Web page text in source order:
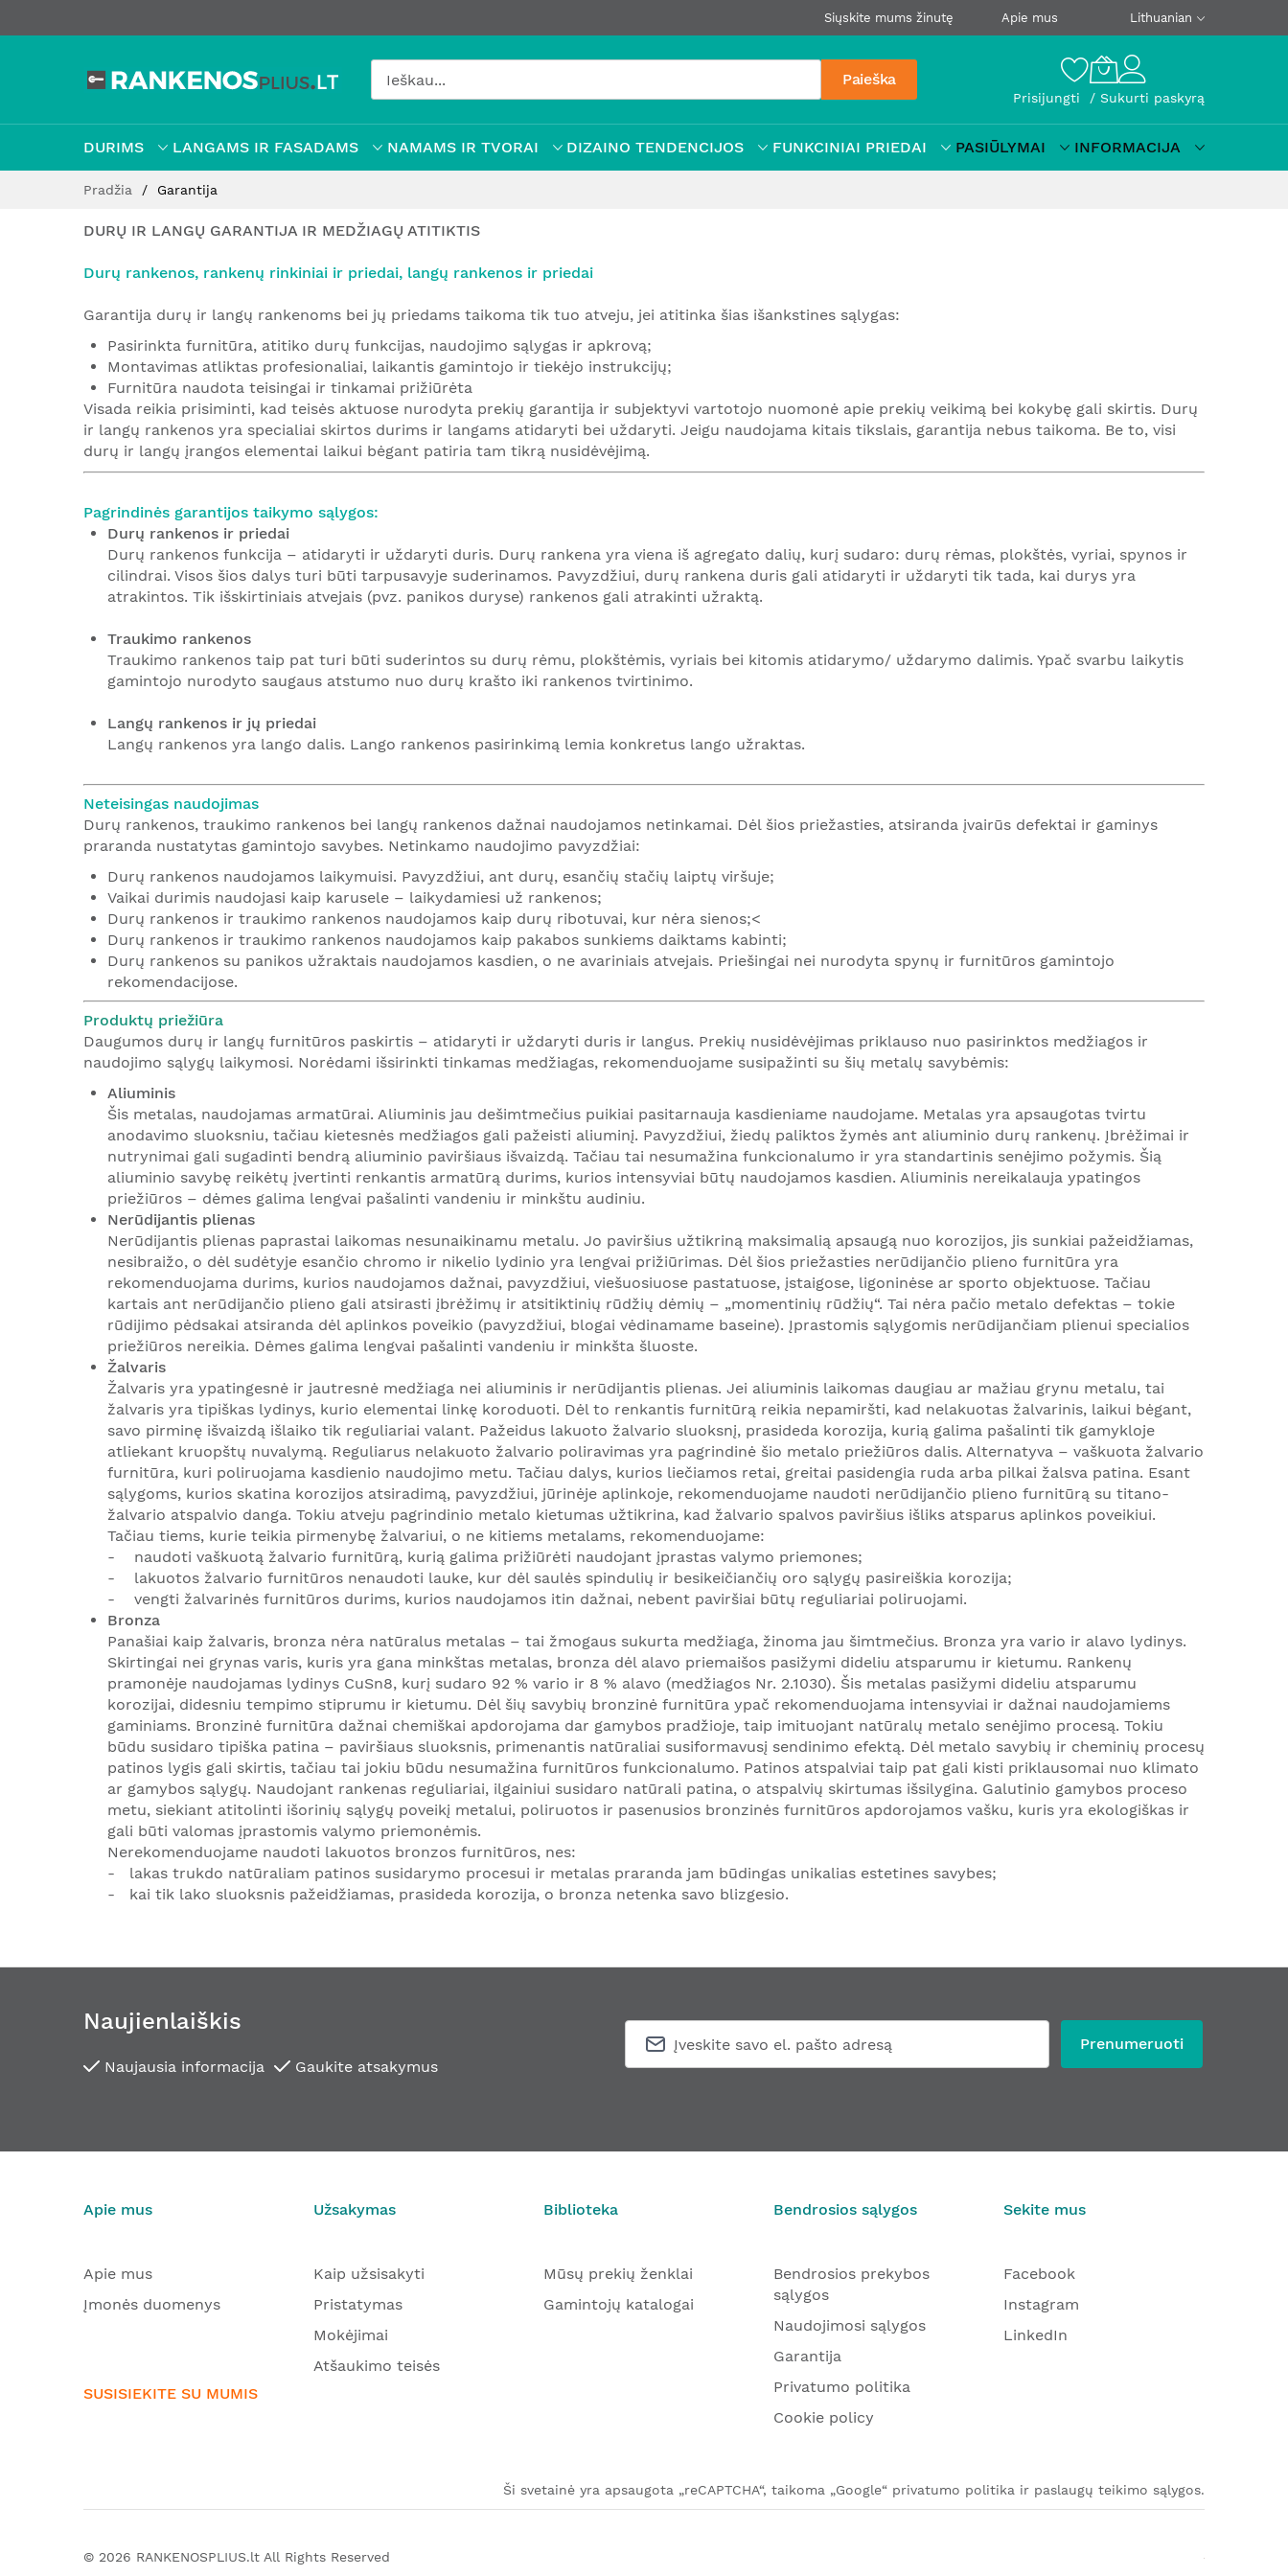
Siųskite mums žinutę Apie mus Lithuanian
Paieška
Prisijungti Sukurti paskyrą
DURIMS LANGAMS IR FASADAMS NAMAMS IR TVORAI DIZAINO TENDENCIJOS FUNKCINIAI PRIEDAI PASIŪLYMAI
INFORMACIJA
Pradžia Garantija
DURŲ IR LANGŲ GARANTIJA IR MEDŽIAGŲ ATITIKTIS
Durų rankenos, rankenų rinkiniai ir priedai, langų rankenos ir priedai
Garantija durų ir langų rankenoms bei jų priedams taikoma tik tuo atveju, jei atitinka šias išankstines sąlygas:
Pasirinkta furnitūra, atitiko durų funkcijas, naudojimo sąlygas ir apkrovą;
Montavimas atliktas profesionaliai, laikantis gamintojo ir tiekėjo instrukcijų;
Furnitūra naudota teisingai ir tinkamai prižiūrėta
Visada reikia prisiminti, kad teisės aktuose nurodyta prekių garantija ir subjektyvi vartotojo nuomonė apie prekių veikimą bei kokybę gali skirtis. Durų
ir langų rankenos yra specialiai skirtos durims ir langams atidaryti bei uždaryti. Jeigu naudojama kitais tikslais, garantija nebus taikoma. Be to, visi
durų ir langų įrangos elementai laikui bėgant patiria tam tikrą nusidėvėjimą.
Pagrindinės garantijos taikymo sąlygos:
Durų rankenos ir priedai
Durų rankenos funkcija – atidaryti ir uždaryti duris. Durų rankena yra viena iš agregato dalių, kurį sudaro: durų rėmas, plokštės, vyriai, spynos ir
cilindrai. Visos šios dalys turi būti tarpusavyje suderinamos. Pavyzdžiui, durų rankena duris gali atidaryti ir uždaryti tik tada, kai durys yra
atrakintos. Tik išskirtiniais atvejais (pvz. panikos duryse) rankenos gali atrakinti užraktą.
Traukimo rankenos
Traukimo rankenos taip pat turi būti suderintos su durų rėmu, plokštėmis, vyriais bei kitomis atidarymo/ uždarymo dalimis. Ypač svarbu laikytis
gamintojo nurodyto saugaus atstumo nuo durų krašto iki rankenos tvirtinimo.
Langų rankenos ir jų priedai
Langų rankenos yra lango dalis. Lango rankenos pasirinkimą lemia konkretus lango užraktas.
Neteisingas naudojimas
Durų rankenos, traukimo rankenos bei langų rankenos dažnai naudojamos netinkamai. Dėl šios priežasties, atsiranda įvairūs defektai ir gaminys
praranda nustatytas gamintojo savybes. Netinkamo naudojimo pavyzdžiai:
Durų rankenos naudojamos laikymuisi. Pavyzdžiui, ant durų, esančių stačių laiptų viršuje;
Vaikai durimis naudojasi kaip karusele – laikydamiesi už rankenos;
Durų rankenos ir traukimo rankenos naudojamos kaip durų ribotuvai, kur nėra sienos;<
Durų rankenos ir traukimo rankenos naudojamos kaip pakabos sunkiems daiktams kabinti;
Durų rankenos su panikos užraktais naudojamos kasdien, o ne avariniais atvejais. Priešingai nei nurodyta spynų ir furnitūros gamintojo
rekomendacijose.
Produktų priežiūra
Daugumos durų ir langų furnitūros paskirtis – atidaryti ir uždaryti duris ir langus. Prekių nusidėvėjimas priklauso nuo pasirinktos medžiagos ir
naudojimo sąlygų laikymosi. Norėdami išsirinkti tinkamas medžiagas, rekomenduojame susipažinti su šių metalų savybėmis:
Aliuminis
Šis metalas, naudojamas armatūrai. Aliuminis jau dešimtmečius puikiai pasitarnauja kasdieniame naudojame. Metalas yra apsaugotas tvirtu
anodavimo sluoksniu, tačiau kietesnės medžiagos gali pažeisti aliuminį. Pavyzdžiui, žiedų paliktos žymės ant aliuminio durų rankenų. Įbrėžimai ir
nutrynimai gali sugadinti bendrą aliuminio paviršiaus išvaizdą. Tačiau tai nesumažina funkcionalumo ir yra standartinis senėjimo požymis. Šią
aliuminio savybę reikėtų įvertinti renkantis armatūrą durims, kurios intensyviai būtų naudojamos kasdien. Aliuminis nereikalauja ypatingos
priežiūros – dėmes galima lengvai pašalinti vandeniu ir minkštu audiniu.
Nerūdijantis plienas
Nerūdijantis plienas paprastai laikomas nesunaikinamu metalu. Jo paviršius užtikriną maksimalią apsaugą nuo korozijos, jis sunkiai pažeidžiamas,
nesibraižo, o dėl sudėtyje esančio chromo ir nikelio lydinio yra lengvai prižiūrimas. Dėl šios priežasties nerūdijančio plieno furnitūra yra
rekomenduojama durims, kurios naudojamos dažnai, pavyzdžiui, viešuosiuose pastatuose, įstaigose, ligoninėse ar sporto objektuose. Tačiau
kartais ant nerūdijančio plieno gali atsirasti įbrėžimų ir atsitiktinių rūdžių dėmių – „momentinių rūdžių“. Tai nėra pačio metalo defektas – tokie
rūdijimo pėdsakai atsiranda dėl aplinkos poveikio (pavyzdžiui, blogai vėdinamame baseine). Įprastomis sąlygomis nerūdijančiam plienui specialios
priežiūros nereikia. Dėmes galima lengvai pašalinti vandeniu ir minkšta šluoste.
Žalvaris
Žalvaris yra ypatingesnė ir jautresnė medžiaga nei aliuminis ir nerūdijantis plienas. Jei aliuminis laikomas daugiau ar mažiau grynu metalu, tai
žalvaris yra tipiškas lydinys, kurio elementai linkę koroduoti. Dėl to renkantis furnitūrą reikia nepamiršti, kad nelakuotas žalvarinis, laikui bėgant,
savo pirminę išvaizdą išlaiko tik reguliariai valant. Pažeidus lakuoto žalvario sluoksnį, prasideda korozija, kurią galima pašalinti tik gamykloje
atliekant kruopštų nuvalymą. Reguliarus nelakuoto žalvario poliravimas yra pagrindinė šio metalo priežiūros dalis. Alternatyva – vaškuota žalvario
furnitūra, kuri poliruojama kasdienio naudojimo metu. Tačiau dalys, kurios liečiamos retai, greitai pasidengia ruda arba pilkai žalsva patina. Esant
sąlygoms, kurios skatina korozijos atsiradimą, pavyzdžiui, jūrinėje aplinkoje, rekomenduojame naudoti nerūdijančio plieno furnitūrą su titano-
žalvario atspalvio danga. Tokiu atveju pagrindinio metalo kietumas užtikrina, kad žalvario spalvos paviršius išliks atsparus aplinkos poveikiui.
Tačiau tiems, kurie teikia pirmenybę žalvariui, o ne kitiems metalams, rekomenduojame:
- naudoti vaškuotą žalvario furnitūrą, kurią galima prižiūrėti naudojant įprastas valymo priemones;
- lakuotos žalvario furnitūros nenaudoti lauke, kur dėl saulės spindulių ir besikeičiančių oro sąlygų pasireiškia korozija;
- vengti žalvarinės furnitūros durims, kurios naudojamos itin dažnai, nebent paviršiai būtų reguliariai poliruojami.
Bronza
Panašiai kaip žalvaris, bronza nėra natūralus metalas – tai žmogaus sukurta medžiaga, žinoma jau šimtmečius. Bronza yra vario ir alavo lydinys.
Skirtingai nei grynas varis, kuris yra gana minkštas metalas, bronza dėl alavo priemaišos pasižymi dideliu atsparumu ir kietumu. Rankenų
pramonėje naudojamas lydinys CuSn8, kurį sudaro 92 % vario ir 8 % alavo (medžiagos Nr. 2.1030). Šis metalas pasižymi dideliu atsparumu
korozijai, didesniu tempimo stiprumu ir kietumu. Dėl šių savybių bronzinė furnitūra ypač rekomenduojama intensyviai ir dažnai naudojamiems
gaminiams. Bronzinė furnitūra dažnai chemiškai apdorojama dar gamybos pradžioje, taip imituojant natūralų metalo senėjimo procesą. Tokiu
būdu susidaro tipiška patina – paviršiaus sluoksnis, primenantis natūraliai susiformavusį sendinimo efektą. Dėl metalo savybių ir cheminių procesų
patinos lygis gali skirtis, tačiau tai jokiu būdu nesumažina furnitūros funkcionalumo. Patinos atspalviai taip pat gali kisti priklausomai nuo klimato
ar gamybos sąlygų. Naudojant rankenas reguliariai, ilgainiui susidaro natūrali patina, o atspalvių skirtumas išsilygina. Galutinio gamybos proceso
metu, siekiant atitolinti išorinių sąlygų poveikį metalui, poliruotos ir pasenusios bronzinės furnitūros apdorojamos vašku, kuris yra ekologiškas ir
gali būti valomas įprastomis valymo priemonėmis.
Nerekomenduojame naudoti lakuotos bronzos furnitūros, nes:
- lakas trukdo natūraliam patinos susidarymo procesui ir metalas praranda jam būdingas unikalias estetines savybes;
- kai tik lako sluoksnis pažeidžiamas, prasideda korozija, o bronza netenka savo blizgesio.
Naujienlaiškis
Naujausia informacija Gaukite atsakymus
Prenumeruoti
Apie mus
Apie mus
Įmonės duomenys
SUSISIEKITE SU MUMIS
Užsakymas
Kaip užsisakyti
Pristatymas
Mokėjimai
Atšaukimo teisės
Biblioteka
Mūsų prekių ženklai
Gamintojų katalogai
Bendrosios sąlygos
Bendrosios prekybos
sąlygos
Naudojimosi sąlygos
Garantija
Privatumo politika
Cookie policy
Sekite mus
Facebook
Instagram
LinkedIn
Ši svetainė yra apsaugota „reCAPTCHA“, taikoma „Google“ privatumo politika ir paslaugų teikimo sąlygos.
© 2026 RANKENOSPLIUS.lt All Rights Reserved